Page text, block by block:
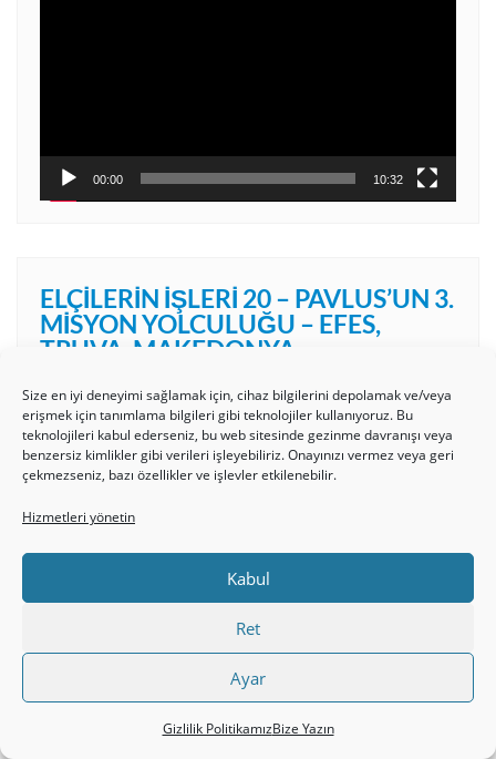
Size en iyi deneyimi sağlamak için, cihaz bilgilerini depolamak ve/veya
erişmek için tanımlama bilgileri gibi teknolojiler kullanıyoruz. Bu
teknolojileri kabul ederseniz, bu web sitesinde gezinme davranışı veya
benzersiz kimlikler gibi verileri işleyebiliriz. Onayınızı vermez veya geri
çekmezseniz, bazı özellikler ve işlevler etkilenebilir.
Hizmetleri yönetin
Kabul
Ret
Ayar
Gizlilik PolitikamızBize Yazın
00:00 10:32
ELÇILERIN İŞLERI 20 – PAVLUS’UN 3.
MISYON YOLCULUĞU – EFES,
TRUVA, MAKEDONYA
NASIL HRISTIYAN OLDUM?
BATUHAN